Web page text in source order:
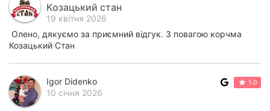
Козацький стан
19 квітня 2026
Олено, дякуємо за приємний відгук. З повагою корчма
Козацький Стан
Igor Didenko
10 січня 2026
1.0